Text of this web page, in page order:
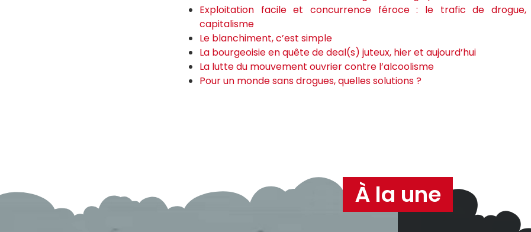
Exploitation facile et concurrence féroce : le trafic de
capitalisme
Le blanchiment, c’est simple
La bourgeoisie en quête de deal(s) juteux, hier et aujourd’hui
La lutte du mouvement ouvrier contre l’alcoolisme
Pour un monde sans drogues, quelles solutions ?
À la une